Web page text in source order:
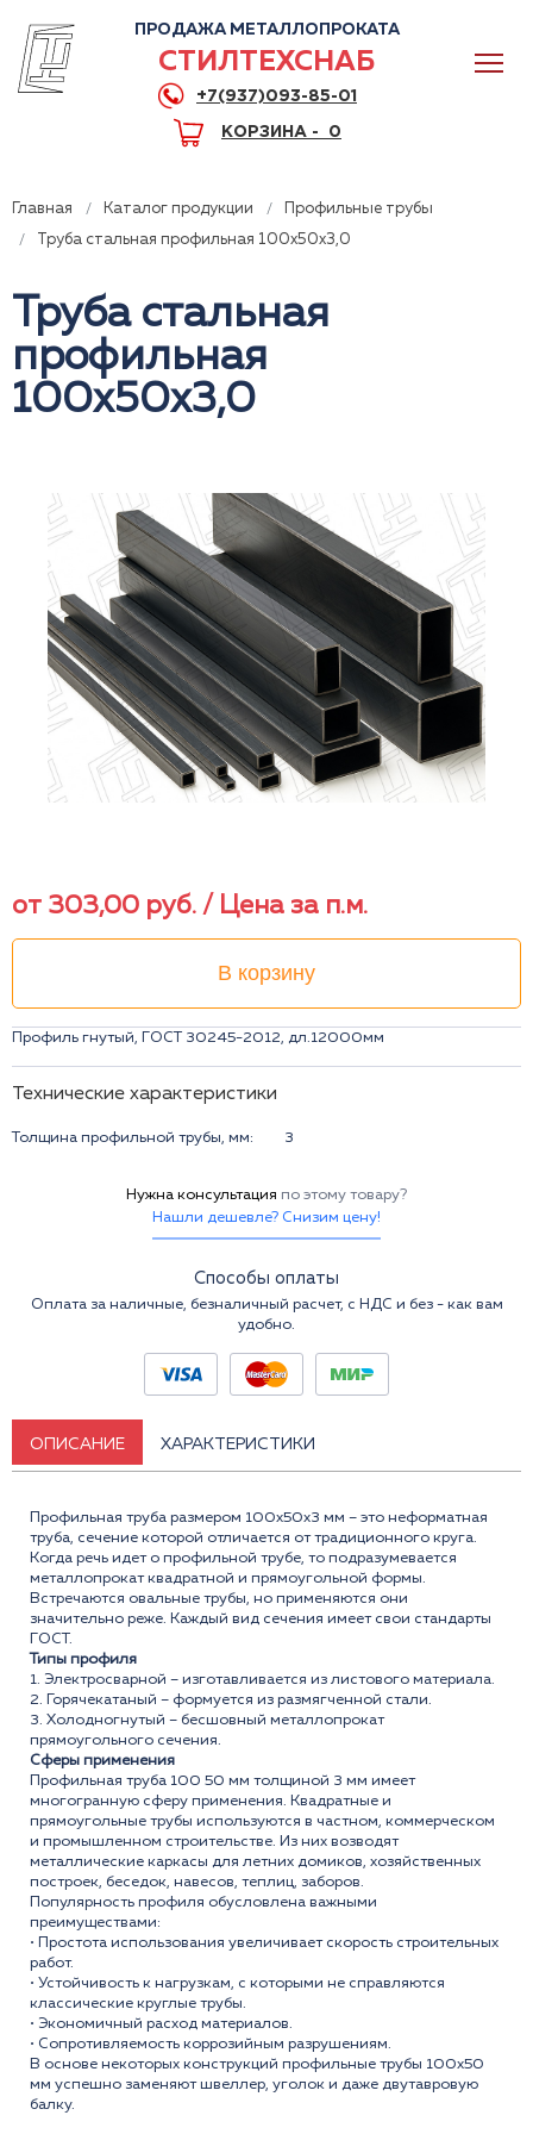
ПРОДАЖА МЕТАЛЛОПРОКАТА
СТИЛТЕХСНАБ
+7(937)093-85-01
КОРЗИНА - 0
Главная Каталог продукции
Профильные трубы
Труба стальная профильная 100x50x3,0
Труба стальная
профильная
100x50x3,0
от 303,00 руб. / Цена за п.м.
В корзину
Профиль гнутый, ГОСТ 30245-2012, дл.12000мм
Технические характеристики
Толщина профильной трубы, мм: 3
Нужна консультация по этому товару?
Нашли дешевле? Снизим цену!
Способы оплаты
Оплата за наличные, безналичный расчет, с НДС и без - как вам
удобно.
ОПИСАНИЕ ХАРАКТЕРИСТИКИ
Профильная труба размером 100x50x3 мм – это неформатная
труба, сечение которой отличается от традиционного круга.
Когда речь идет о профильной трубе, то подразумевается
металлопрокат квадратной и прямоугольной формы.
Встречаются овальные трубы, но применяются они
значительно реже. Каждый вид сечения имеет свои стандарты
ГОСТ.
Типы профиля
1. Электросварной – изготавливается из листового материала.
2. Горячекатаный – формуется из размягченной стали.
3. Холодногнутый – бесшовный металлопрокат
прямоугольного сечения.
Сферы применения
Профильная труба 100 50 мм толщиной 3 мм имеет
многогранную сферу применения. Квадратные и
прямоугольные трубы используются в частном, коммерческом
и промышленном строительстве. Из них возводят
металлические каркасы для летних домиков, хозяйственных
построек, беседок, навесов, теплиц, заборов.
Популярность профиля обусловлена важными
преимуществами:
• Простота использования увеличивает скорость строительных
работ.
• Устойчивость к нагрузкам, с которыми не справляются
классические круглые трубы.
• Экономичный расход материалов.
• Сопротивляемость коррозийным разрушениям.
В основе некоторых конструкций профильные трубы 100x50
мм успешно заменяют швеллер, уголок и даже двутавровую
балку.